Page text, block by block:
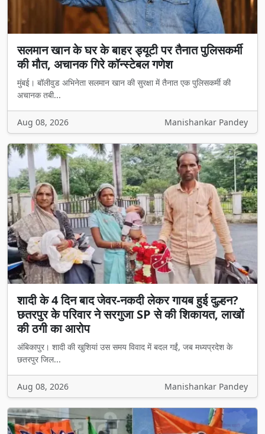
सलमान खान के घर के बाहर ड्यूटी पर तैनात पुलिसकर्मी
की मौत, अचानक गिरे कॉन्स्टेबल गणेश
मुंबई। बॉलीवुड अभिनेता सलमान खान की सुरक्षा में तैनात एक पुलिसकर्मी की
अचानक तबी...
Aug 08, 2026 Manishankar Pandey
शादी के 4 दिन बाद जेवर-नकदी लेकर गायब हुई दुल्हन?
छतरपुर के परिवार ने सरगुजा SP से की शिकायत, लाखों
की ठगी का आरोप
अंबिकापुर। शादी की खुशियां उस समय विवाद में बदल गईं, जब मध्यप्रदेश के
छतरपुर जिल...
Aug 08, 2026 Manishankar Pandey